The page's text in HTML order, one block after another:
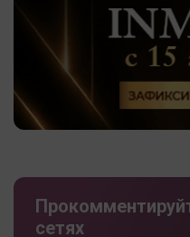
сетях